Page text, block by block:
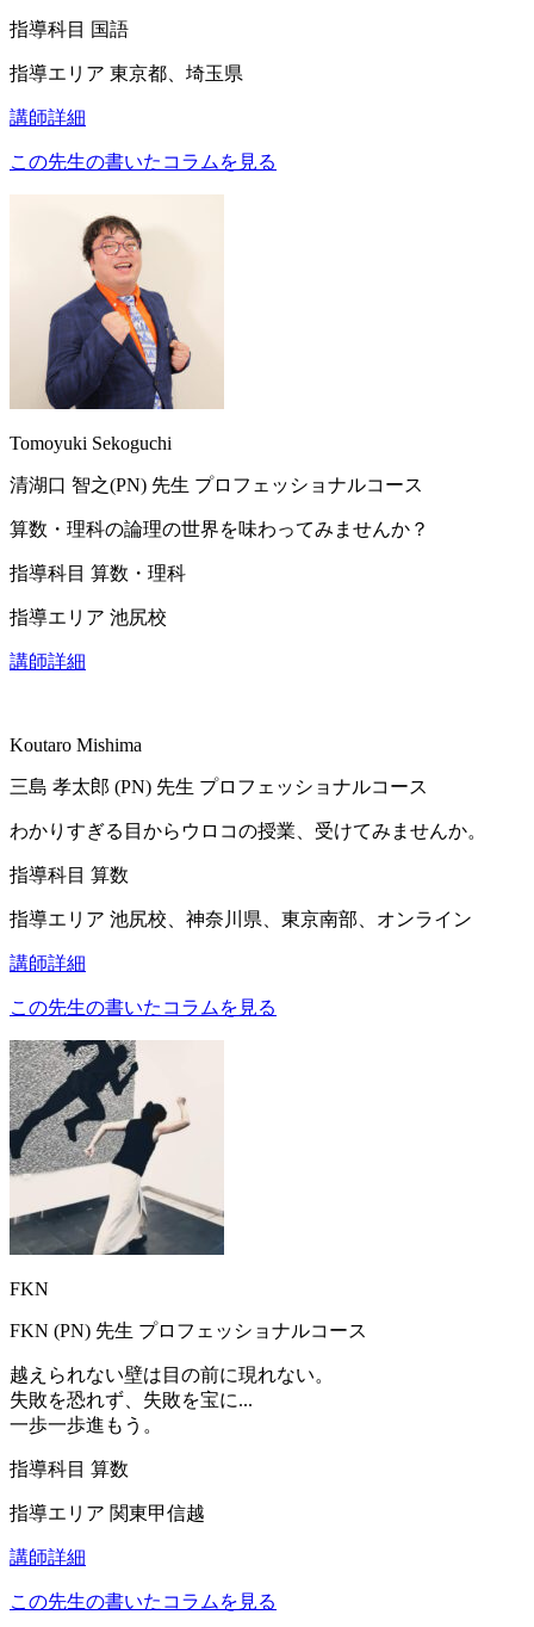
指導科目 国語
指導エリア 東京都、埼玉県
講師詳細
この先生の書いたコラムを見る
Tomoyuki Sekoguchi
清湖口 智之(PN) 先生 プロフェッショナルコース
算数・理科の論理の世界を味わってみませんか？
指導科目 算数・理科
指導エリア 池尻校
講師詳細
Koutaro Mishima
三島 孝太郎 (PN) 先生 プロフェッショナルコース
わかりすぎる目からウロコの授業、受けてみませんか。
指導科目 算数
指導エリア 池尻校、神奈川県、東京南部、オンライン
講師詳細
この先生の書いたコラムを見る
FKN
FKN (PN) 先生 プロフェッショナルコース
越えられない壁は目の前に現れない。
失敗を恐れず、失敗を宝に...
一歩一歩進もう。
指導科目 算数
指導エリア 関東甲信越
講師詳細
この先生の書いたコラムを見る